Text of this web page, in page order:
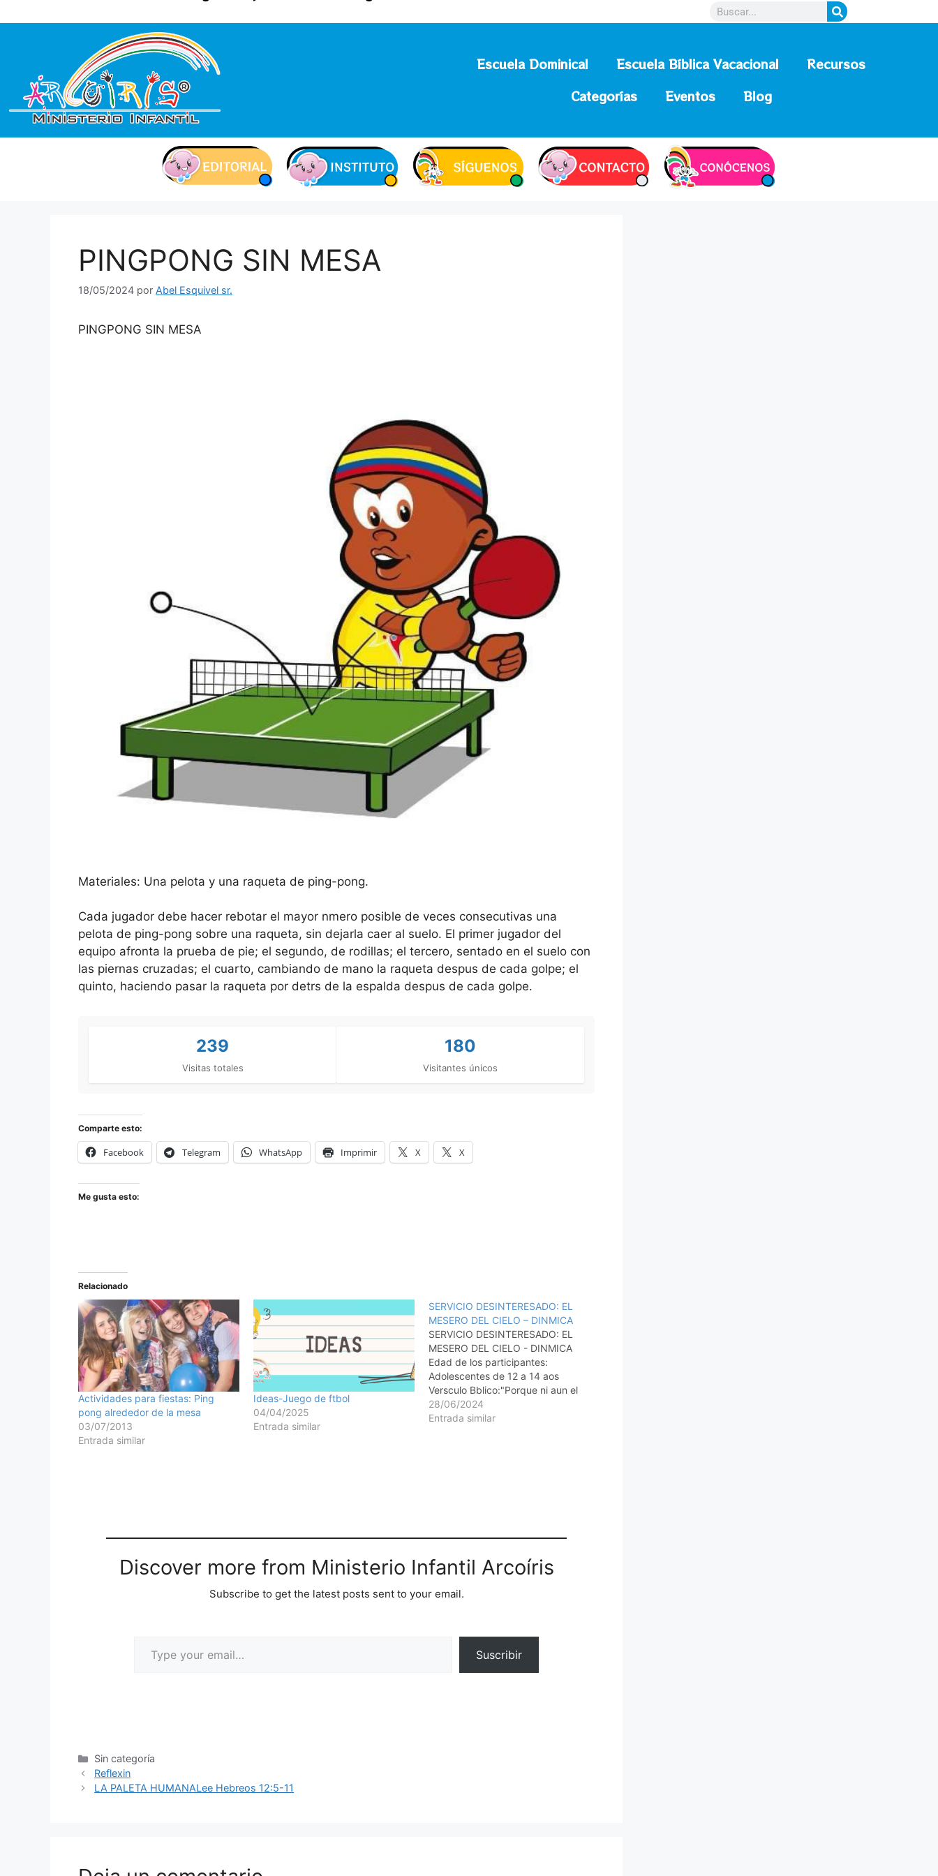
Escuela Dominical Escuela Bíblica Vacacional
Recursos
Categorías
Eventos Blog
PINGPONG SIN MESA
18/05/2024 por Abel Esquivel sr.
PINGPONG SIN MESA
Materiales: Una pelota y una raqueta de ping-pong.
Cada jugador debe hacer rebotar el mayor nmero posible de veces consecutivas una
pelota de ping-pong sobre una raqueta, sin dejarla caer al suelo. El primer jugador del
equipo afronta la prueba de pie; el segundo, de rodillas; el tercero, sentado en el suelo con
las piernas cruzadas; el cuarto, cambiando de mano la raqueta despus de cada golpe; el
quinto, haciendo pasar la raqueta por detrs de la espalda despus de cada golpe.
239
Visitas totales
180
Visitantes únicos
Comparte esto:
Facebook Telegram WhatsApp Imprimir X X
Me gusta esto:
Relacionado
Actividades para fiestas: Ping
pong alrededor de la mesa
03/07/2013
Entrada similar
Ideas-Juego de ftbol
04/04/2025
Entrada similar
SERVICIO DESINTERESADO: EL
MESERO DEL CIELO – DINMICA
SERVICIO DESINTERESADO: EL
MESERO DEL CIELO - DINMICA
Edad de los participantes:
Adolescentes de 12 a 14 aos
Versculo Bblico:"Porque ni aun el
Hijo del Hombre vino para ser
servido, sino para servir y para dar
28/06/2024
Entrada similar
Discover more from Ministerio Infantil Arcoíris
Subscribe to get the latest posts sent to your email.
Suscribir
Sin categoría
Reflexin
LA PALETA HUMANALee Hebreos 12:5-11